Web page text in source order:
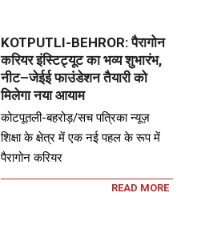
KOTPUTLI-BEHROR: पैरागोन
करियर इंस्टिट्यूट का भव्य शुभारंभ,
नीट–जेईई फाउंडेशन तैयारी को
मिलेगा नया आयाम
कोटपूतली-बहरोड़/सच पत्रिका न्यूज़
शिक्षा के क्षेत्र में एक नई पहल के रूप में
पैरागोन करियर
READ MORE